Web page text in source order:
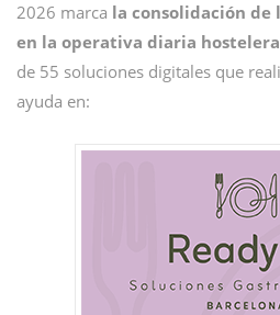
2026 marca la consolidación
en la operativa diaria
de 55 soluciones digitales que
ayuda en: